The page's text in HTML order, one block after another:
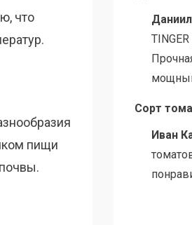
что
пищи
Даниил
Сорт
Иван